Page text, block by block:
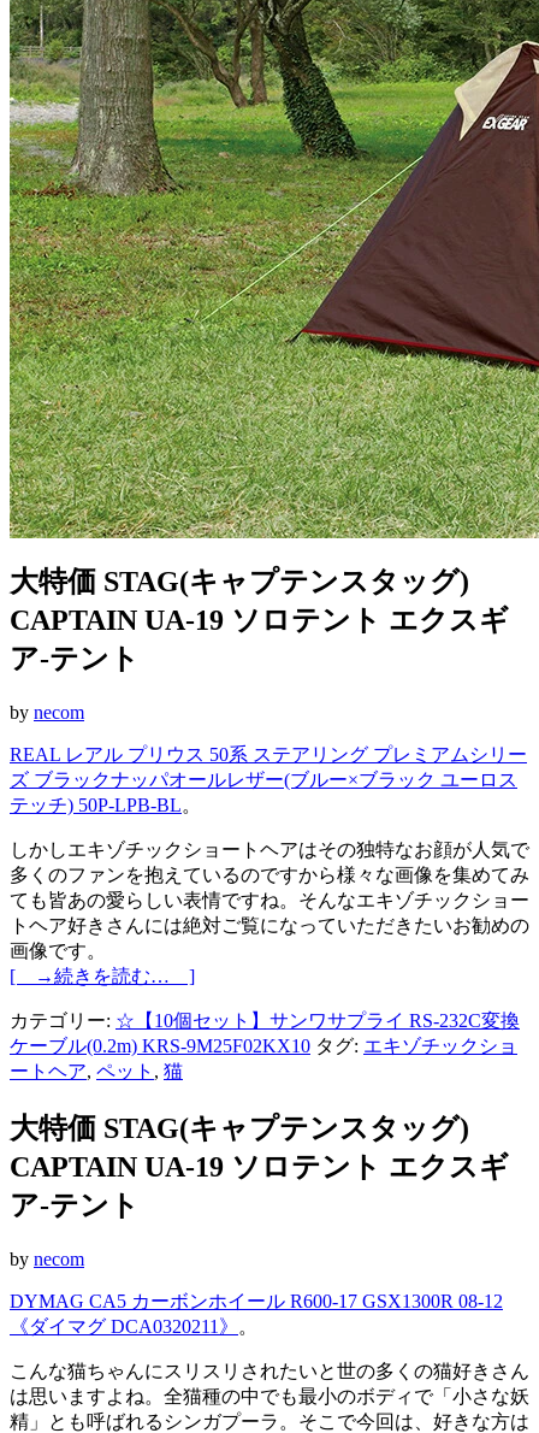
大特価 STAG(キャプテンスタッグ)
CAPTAIN UA-19 ソロテント エクスギ
ア-テント
by necom
REAL レアル プリウス 50系 ステアリング プレミアムシリー
ズ ブラックナッパオールレザー(ブルー×ブラック ユーロス
テッチ) 50P-LPB-BL。
しかしエキゾチックショートヘアはその独特なお顔が人気で
多くのファンを抱えているのですから様々な画像を集めてみ
ても皆あの愛らしい表情ですね。そんなエキゾチックショー
トヘア好きさんには絶対ご覧になっていただきたいお勧めの
画像です。
[ →続きを読む… ]
カテゴリー: ☆【10個セット】サンワサプライ RS-232C変換
ケーブル(0.2m) KRS-9M25F02KX10 タグ: エキゾチックショ
ートヘア, ペット , 猫
大特価 STAG(キャプテンスタッグ)
CAPTAIN UA-19 ソロテント エクスギ
ア-テント
by necom
DYMAG CA5 カーボンホイール R600-17 GSX1300R 08-12
《ダイマグ DCA0320211》
。
こんな猫ちゃんにスリスリされたいと世の多くの猫好きさん
は思いますよね。全猫種の中でも最小のボディで「小さな妖
精」とも呼ばれるシンガプーラ。そこで今回は、好きな方は